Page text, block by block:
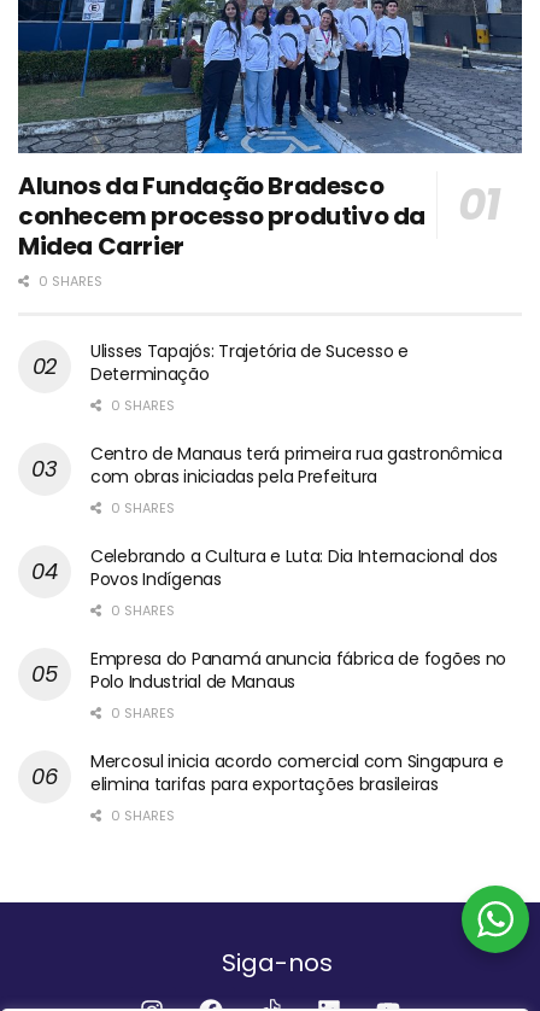
Alunos da Fundação Bradesco
conhecem processo produtivo da
Midea Carrier
0 SHARES
Ulisses Tapajós: Trajetória de Sucesso e
Determinação
0 SHARES
Centro de Manaus terá primeira rua gastronômica
com obras iniciadas pela Prefeitura
0 SHARES
Celebrando a Cultura e Luta: Dia Internacional dos
Povos Indígenas
0 SHARES
Empresa do Panamá anuncia fábrica de fogões no
Polo Industrial de Manaus
0 SHARES
Mercosul inicia acordo comercial com Singapura e
elimina tarifas para exportações brasileiras
0 SHARES
Siga-nos